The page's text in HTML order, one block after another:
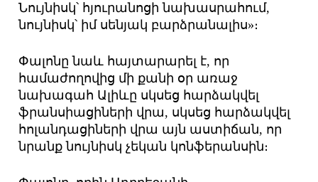
Նույնիսկ՝ հյուրանոցի նախասրահում,
նույնիսկ՝ իմ սենյակ բարձրանալիս»։
Փալոնը նաև հայտարարել է, որ
համաժողովից մի քանի օր առաջ
նախագահ Ալիևը սկսեց հարձակվել
ֆրանսիացիների վրա, սկսեց հարձակվել
հոլանդացիների վրա այն աստիճան, որ
նրանք նույնիսկ չեկան կոնֆերանսին։